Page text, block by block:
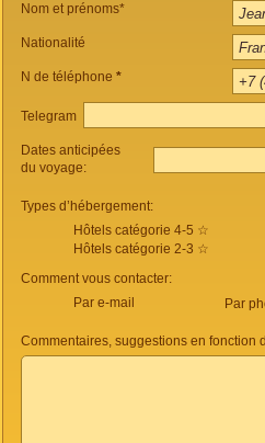
Nom et prénoms*
Nationalité
N de téléphone *
Telegram
Dates anticipées
du voyage:
Types d’hébergement:
Hôtels catégorie 4-5 ☆
Hôtels catégorie 2-3 ☆
Comment vous contacter:
Par e-mail
Par
Commentaires, suggestions en fonction